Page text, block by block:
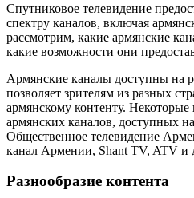
Спутниковое телевидение
спектру каналов, включая
рассмотрим, какие армянские
какие возможности они
Армянские каналы доступны на
позволяет зрителям из разных
армянскому контенту.
армянских каналов, доступных
Общественное телевидение
канал Армении, Shant TV, ATV и
Разнообразие контента